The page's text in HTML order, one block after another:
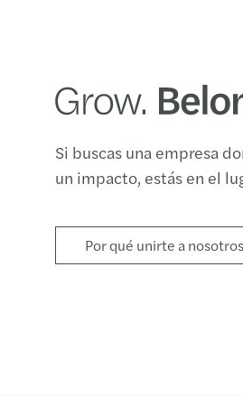
Si buscas una empresa
un impacto, estás en el
Por qué unirte a nosotros